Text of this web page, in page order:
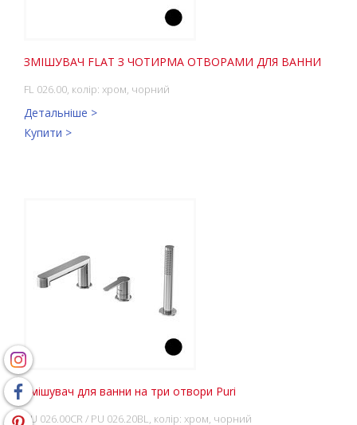
ЗМІШУВАЧ FLAT З ЧОТИРМА ОТВОРАМИ ДЛЯ ВАННИ
FL 026.00, колір: хром, чорний
Детальніше >
Купити >
Змішувач для ванни на три отвори Puri
PU 026.00CR / PU 026.20BL, колір: хром, чорний